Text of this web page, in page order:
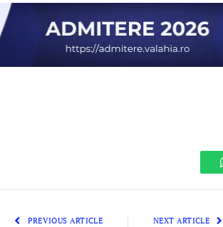
PREVIOUS ARTICLE NEXT ARTICLE